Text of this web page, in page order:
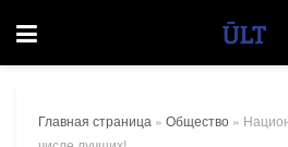
Главная страница » Общество »